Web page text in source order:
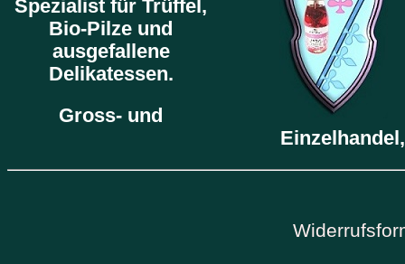
Spezialist für Trüffel,
Bio-Pilze und
ausgefallene
Delikatessen.
Gross- und